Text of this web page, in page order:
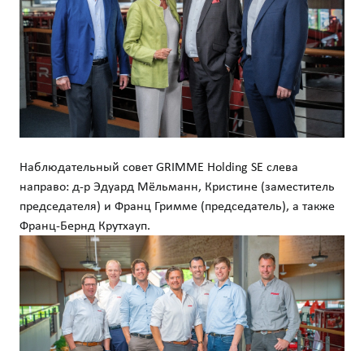
Наблюдательный совет GRIMME Holding SE слева
направо: д-р Эдуард Мёльманн, Кристине (заместитель
председателя) и Франц Гримме (председатель), а также
Франц-Бернд Крутхауп.